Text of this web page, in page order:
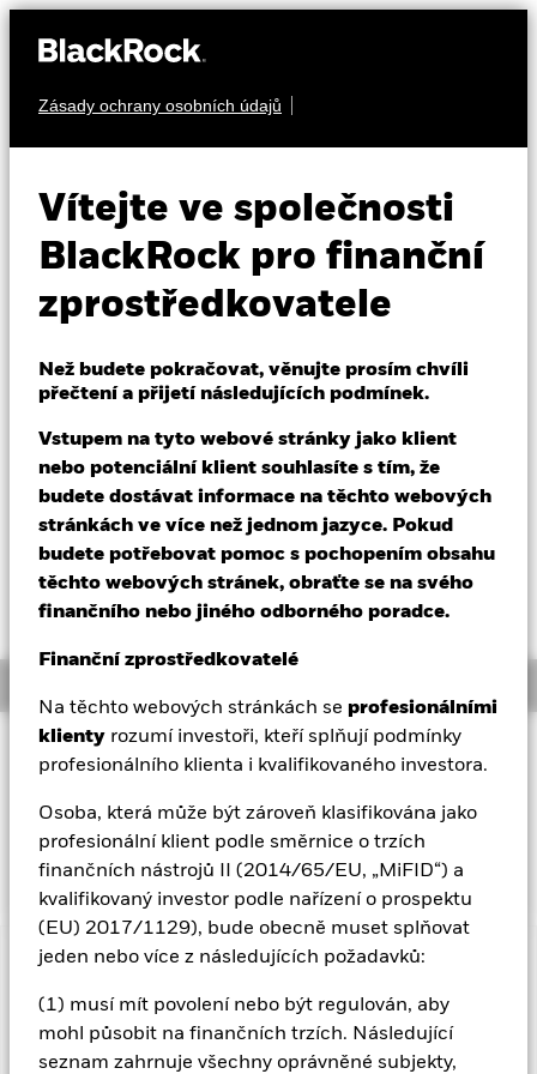
Zásady ochrany osobních údajů
Vítejte ve společnosti
BlackRock pro finanční
zprostředkovatele
Než budete pokračovat, věnujte prosím chvíli
přečtení a přijetí následujících podmínek.
Vstupem na tyto webové stránky jako klient
nebo potenciální klient souhlasíte s tím, že
budete dostávat informace na těchto webových
stránkách ve více než jednom jazyce. Pokud
budete potřebovat pomoc s pochopením obsahu
těchto webových stránek, obraťte se na svého
finančního nebo jiného odborného poradce.
Finanční zprostředkovatelé
Na těchto webových stránkách se profesionálními
klienty rozumí investoři, kteří splňují podmínky
profesionálního klienta i kvalifikovaného investora.
Osoba, která může být zároveň klasifikována jako
profesionální klient podle směrnice o trzích
finančních nástrojů II (2014/65/EU, „MiFID“) a
kvalifikovaný investor podle nařízení o prospektu
(EU) 2017/1129), bude obecně muset splňovat
jeden nebo více z následujících požadavků:
(1) musí mít povolení nebo být regulován, aby
mohl působit na finančních trzích. Následující
seznam zahrnuje všechny oprávněné subjekty,
Vzdělávání
Profesionální investoři
Czech Republic
Change location
BlackRock
iShares
Aladdin
iShares AI
Innovation Active
UCITS ETF
Aktivní
NAV k 06-srp-26
USD 7,98
1 den změny NAV k 06-srp-26
USD -0,07 (-0,82%)
NAV celkový výnos k 06-srp-26
YTD: 31,68%
INVESTIČNÍ CÍL
růstu investováním celosvětově do majetkových cenných
papírů společností, jejichž převažující hospodářskou činností
je rozvoj, vývoj a využívání technologie umělé inteligence.
Důležité informace: Rizikový kapitál.
příjmů z nich může klesat i stoupat a není zaručena. Investoři
nemusí získat zpět částku, kterou původně investovali.